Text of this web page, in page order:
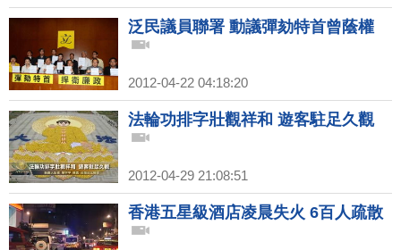
泛民議員聯署 動議彈劾特首曾蔭權
2012-04-22 04:18:20
法輪功排字壯觀祥和 遊客駐足久觀
2012-04-29 21:08:51
香港五星級酒店凌晨失火 6百人疏散